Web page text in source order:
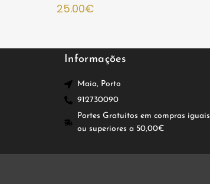
5.00
25.00€
Informações
Maia, Porto
912730090
Portes Gratuitos em compras iguais
ou superiores a 50,00€